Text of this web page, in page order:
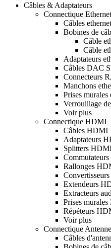
Câbles & Adaptateurs
Connectique Ethernet
Câbles ethernet
Bobines de
Câble
Câble
Adaptateurs
Câbles DAC
Connecteurs
Manchons
Prises murales
Verrouillage
Voir plus
Connectique HDMI
Câbles HDMI
Adaptateurs
Splitters
Rallonges
Extendeurs
Extracteurs
Prises
Répéteurs
Voir plus
Connectique
Câbles